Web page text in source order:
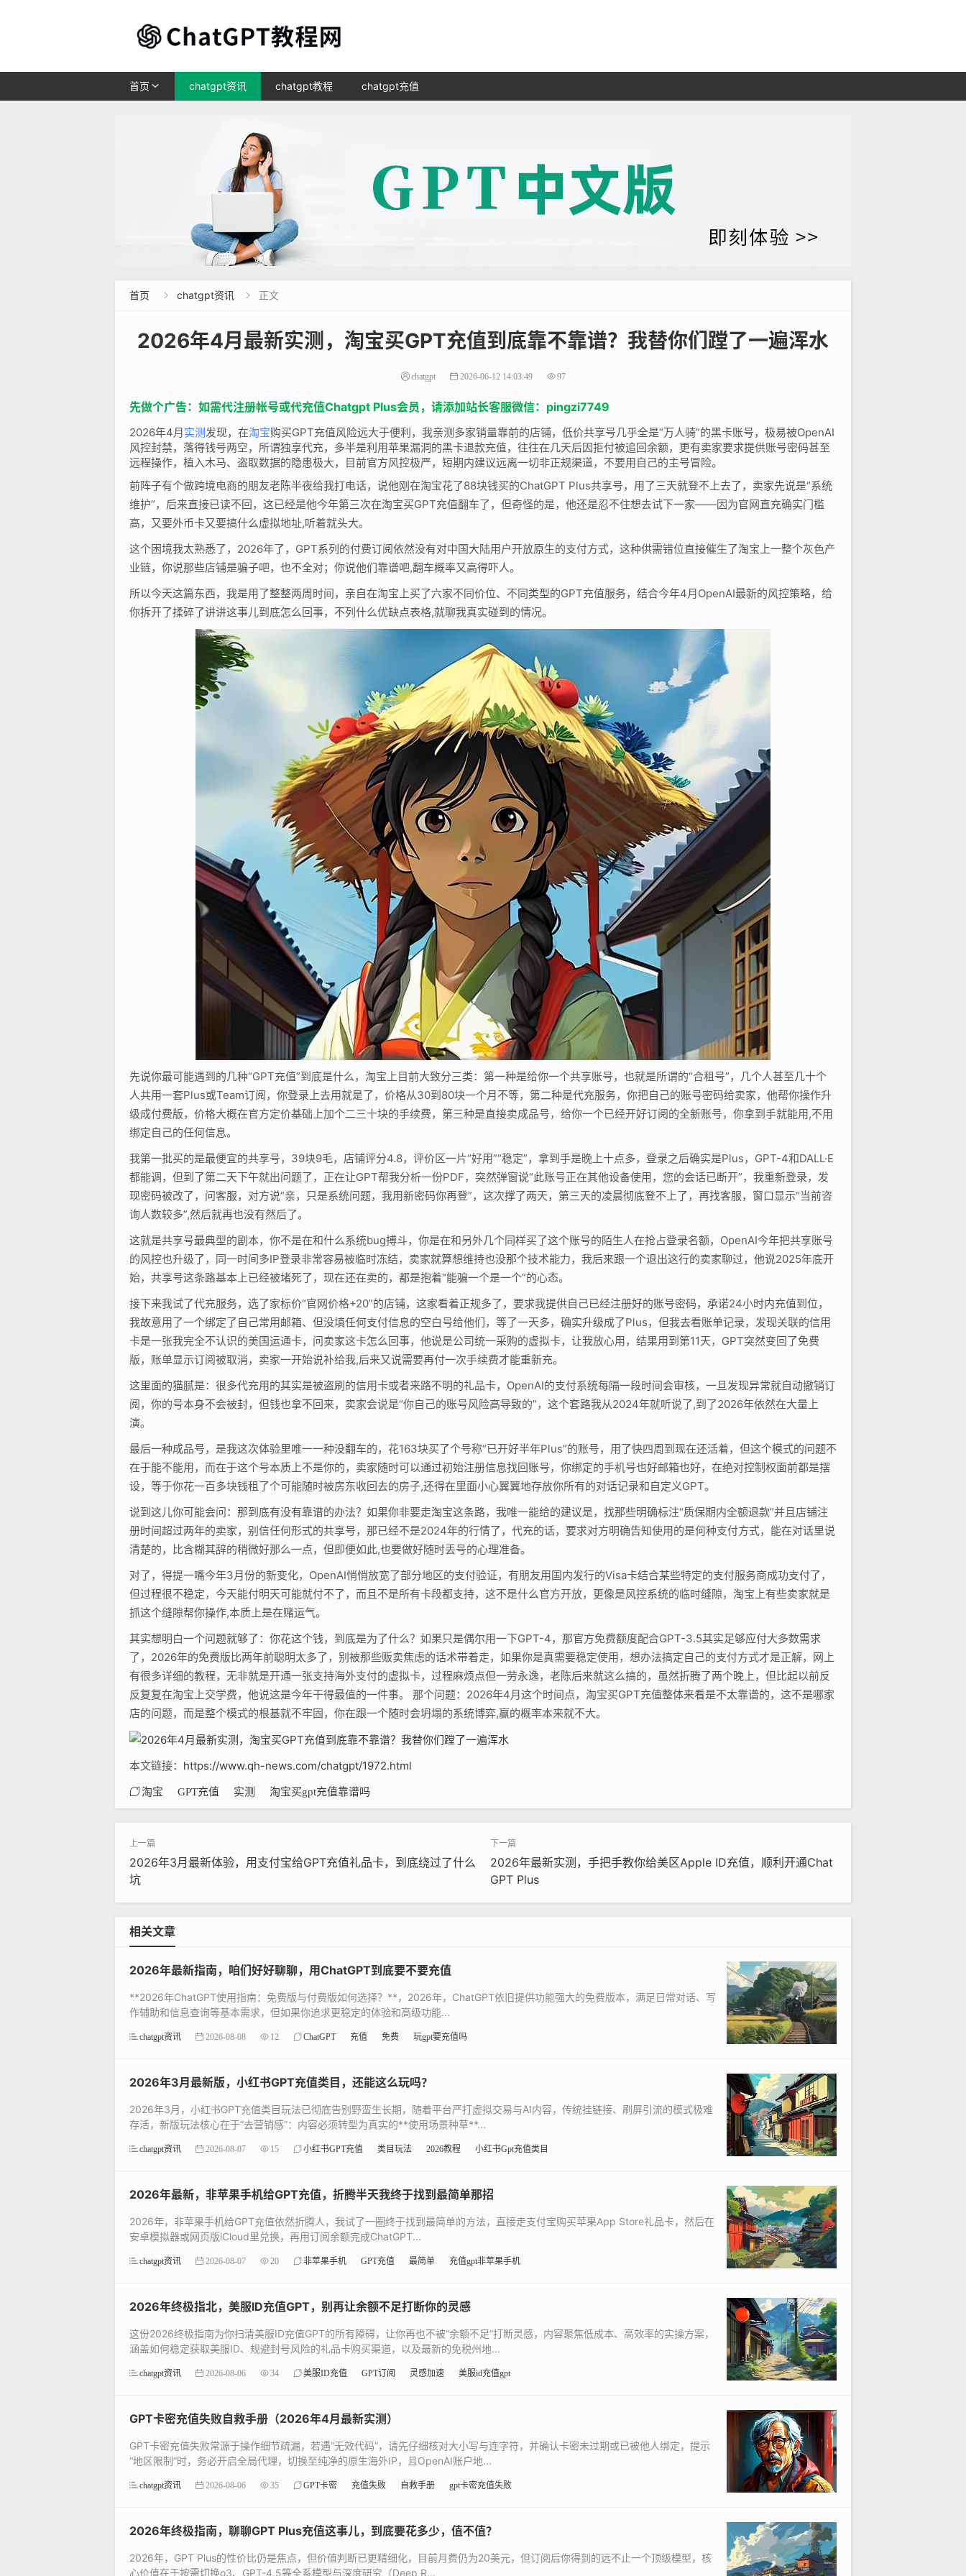
首页 chatgpt资讯 chatgpt教程 chatgpt充值
首页  chatgpt资讯  正文
2026年4月最新实测，淘宝买GPT充值到底靠不靠谱？我替你们蹚了一遍浑水
chatgpt 2026-06-12 14:03:49 97
先做个广告：如需代注册帐号或代充值Chatgpt Plus会员，请添加站长客服微信：pingzi7749
2026年4月实测发现，在淘宝购买GPT充值风险远大于便利，我亲测多家销量靠前的店铺，低价共享号几乎全是“万人骑”的黑卡账号，极易被OpenAI
风控封禁，落得钱号两空，所谓独享代充，多半是利用苹果漏洞的黑卡退款充值，往往在几天后因拒付被追回余额，更有卖家要求提供账号密码甚至
远程操作，植入木马、盗取数据的隐患极大，目前官方风控极严，短期内建议远离一切非正规渠道，不要用自己的主号冒险。
前阵子有个做跨境电商的朋友老陈半夜给我打电话，说他刚在淘宝花了88块钱买的ChatGPT Plus共享号，用了三天就登不上去了，卖家先说是“系统
维护”，后来直接已读不回，这已经是他今年第三次在淘宝买GPT充值翻车了，但奇怪的是，他还是忍不住想去试下一家——因为官网直充确实门槛
高，又要外币卡又要搞什么虚拟地址,听着就头大。
这个困境我太熟悉了，2026年了，GPT系列的付费订阅依然没有对中国大陆用户开放原生的支付方式，这种供需错位直接催生了淘宝上一整个灰色产
业链，你说那些店铺是骗子吧，也不全对；你说他们靠谱吧,翻车概率又高得吓人。
所以今天这篇东西，我是用了整整两周时间，亲自在淘宝上买了六家不同价位、不同类型的GPT充值服务，结合今年4月OpenAI最新的风控策略，给
你拆开了揉碎了讲讲这事儿到底怎么回事，不列什么优缺点表格,就聊我真实碰到的情况。
先说你最可能遇到的几种“GPT充值”到底是什么，淘宝上目前大致分三类：第一种是给你一个共享账号，也就是所谓的“合租号”，几个人甚至几十个
人共用一套Plus或Team订阅，你登录上去用就是了，价格从30到80块一个月不等，第二种是代充服务，你把自己的账号密码给卖家，他帮你操作升
级成付费版，价格大概在官方定价基础上加个二三十块的手续费，第三种是直接卖成品号，给你一个已经开好订阅的全新账号，你拿到手就能用,不用
绑定自己的任何信息。
我第一批买的是最便宜的共享号，39块9毛，店铺评分4.8，评价区一片“好用”“稳定”，拿到手是晚上十点多，登录之后确实是Plus，GPT-4和DALL·E
都能调，但到了第二天下午就出问题了，正在让GPT帮我分析一份PDF，突然弹窗说“此账号正在其他设备使用，您的会话已断开”，我重新登录，发
现密码被改了，问客服，对方说“亲，只是系统问题，我用新密码你再登”，这次撑了两天，第三天的凌晨彻底登不上了，再找客服，窗口显示“当前咨
询人数较多”,然后就再也没有然后了。
这就是共享号最典型的剧本，你不是在和什么系统bug搏斗，你是在和另外几个同样买了这个账号的陌生人在抢占登录名额，OpenAI今年把共享账号
的风控也升级了，同一时间多IP登录非常容易被临时冻结，卖家就算想维持也没那个技术能力，我后来跟一个退出这行的卖家聊过，他说2025年底开
始，共享号这条路基本上已经被堵死了，现在还在卖的，都是抱着“能骗一个是一个”的心态。
接下来我试了代充服务，选了家标价“官网价格+20”的店铺，这家看着正规多了，要求我提供自己已经注册好的账号密码，承诺24小时内充值到位，
我故意用了一个绑定了自己常用邮箱、但没填任何支付信息的空白号给他们，等了一天多，确实升级成了Plus，但我去看账单记录，发现关联的信用
卡是一张我完全不认识的美国运通卡，问卖家这卡怎么回事，他说是公司统一采购的虚拟卡，让我放心用，结果用到第11天，GPT突然变回了免费
版，账单显示订阅被取消，卖家一开始说补给我,后来又说需要再付一次手续费才能重新充。
这里面的猫腻是：很多代充用的其实是被盗刷的信用卡或者来路不明的礼品卡，OpenAI的支付系统每隔一段时间会审核，一旦发现异常就自动撤销订
阅，你的号本身不会被封，但钱也拿不回来，卖家会说是“你自己的账号风险高导致的”，这个套路我从2024年就听说了,到了2026年依然在大量上
演。
最后一种成品号，是我这次体验里唯一一种没翻车的，花163块买了个号称“已开好半年Plus”的账号，用了快四周到现在还活着，但这个模式的问题不
在于能不能用，而在于这个号本质上不是你的，卖家随时可以通过初始注册信息找回账号，你绑定的手机号也好邮箱也好，在绝对控制权面前都是摆
设，等于你花一百多块钱租了个可能随时被房东收回去的房子,还得在里面小心翼翼地存放你所有的对话记录和自定义GPT。
说到这儿你可能会问：那到底有没有靠谱的办法？如果你非要走淘宝这条路，我唯一能给的建议是，找那些明确标注“质保期内全额退款”并且店铺注
册时间超过两年的卖家，别信任何形式的共享号，那已经不是2024年的行情了，代充的话，要求对方明确告知使用的是何种支付方式，能在对话里说
清楚的，比含糊其辞的稍微好那么一点，但即便如此,也要做好随时丢号的心理准备。
对了，得提一嘴今年3月份的新变化，OpenAI悄悄放宽了部分地区的支付验证，有朋友用国内发行的Visa卡结合某些特定的支付服务商成功支付了，
但过程很不稳定，今天能付明天可能就付不了，而且不是所有卡段都支持，这不是什么官方开放，更像是风控系统的临时缝隙，淘宝上有些卖家就是
抓这个缝隙帮你操作,本质上是在赌运气。
其实想明白一个问题就够了：你花这个钱，到底是为了什么？如果只是偶尔用一下GPT-4，那官方免费额度配合GPT-3.5其实足够应付大多数需求
了，2026年的免费版比两年前聪明太多了，别被那些贩卖焦虑的话术带着走，如果你是真需要稳定使用，想办法搞定自己的支付方式才是正解，网上
有很多详细的教程，无非就是开通一张支持海外支付的虚拟卡，过程麻烦点但一劳永逸，老陈后来就这么搞的，虽然折腾了两个晚上，但比起以前反
反复复在淘宝上交学费，他说这是今年干得最值的一件事。 那个问题：2026年4月这个时间点，淘宝买GPT充值整体来看是不太靠谱的，这不是哪家
店的问题，而是整个模式的根基就不牢固，你在跟一个随时会坍塌的系统博弈,赢的概率本来就不大。
本文链接： https://www.qh-news.com/chatgpt/1972.html
淘宝 GPT充值 实测 淘宝买gpt充值靠谱吗
2026年3月最新体验，用支付宝给GPT充值礼品卡，到底绕过了什么
坑
2026年最新实测，手把手教你给美区Apple ID充值，顺利开通Chat
GPT Plus
相关文章
2026年最新指南，咱们好好聊聊，用ChatGPT到底要不要充值
**2026年ChatGPT使用指南：免费版与付费版如何选择？**，2026年，ChatGPT依旧提供功能强大的免费版本，满足日常对话、写
作辅助和信息查询等基本需求，但如果你追求更稳定的体验和高级功能...
chatgpt资讯 2026-08-08 12 ChatGPT 充值 免费 玩gpt要充值吗
2026年3月最新版，小红书GPT充值类目，还能这么玩吗？
2026年3月，小红书GPT充值类目玩法已彻底告别野蛮生长期，随着平台严打虚拟交易与AI内容，传统挂链接、刷屏引流的模式极难
存活，新版玩法核心在于“去营销感”：内容必须转型为真实的**使用场景种草**...
chatgpt资讯 2026-08-07 15 小红书GPT充值 类目玩法 2026教程 小红书Gpt充值类目
2026年最新，非苹果手机给GPT充值，折腾半天我终于找到最简单那招
2026年，非苹果手机给GPT充值依然折腾人，我试了一圈终于找到最简单的方法，直接走支付宝购买苹果App Store礼品卡，然后在
安卓模拟器或网页版iCloud里兑换，再用订阅余额完成ChatGPT...
chatgpt资讯 2026-08-07 20 非苹果手机 GPT充值 最简单 充值gpt非苹果手机
2026年终极指北，美服ID充值GPT，别再让余额不足打断你的灵感
这份2026终极指南为你扫清美服ID充值GPT的所有障碍，让你再也不被“余额不足”打断灵感，内容聚焦低成本、高效率的实操方案，
涵盖如何稳定获取美服ID、规避封号风险的礼品卡购买渠道，以及最新的免税州地...
chatgpt资讯 2026-08-06 34 美服ID充值 GPT订阅 灵感加速 美服id充值gpt
GPT卡密充值失败自救手册（2026年4月最新实测）
GPT卡密充值失败常源于操作细节疏漏，若遇“无效代码”，请先仔细核对大小写与连字符，并确认卡密未过期或已被他人绑定，提示
“地区限制”时，务必开启全局代理，切换至纯净的原生海外IP，且OpenAI账户地...
chatgpt资讯 2026-08-06 35 GPT卡密 充值失败 自救手册 gpt卡密充值失败
2026年终极指南，聊聊GPT Plus充值这事儿，到底要花多少，值不值？
2026年，GPT Plus的性价比仍是焦点，但价值判断已更精细化，目前月费仍为20美元，但订阅后你得到的远不止一个顶级模型，核
心价值在于按需切换o3、GPT-4.5等全系模型与深度研究（Deep R...